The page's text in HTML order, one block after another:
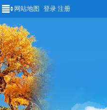
网站地图 登录 注册